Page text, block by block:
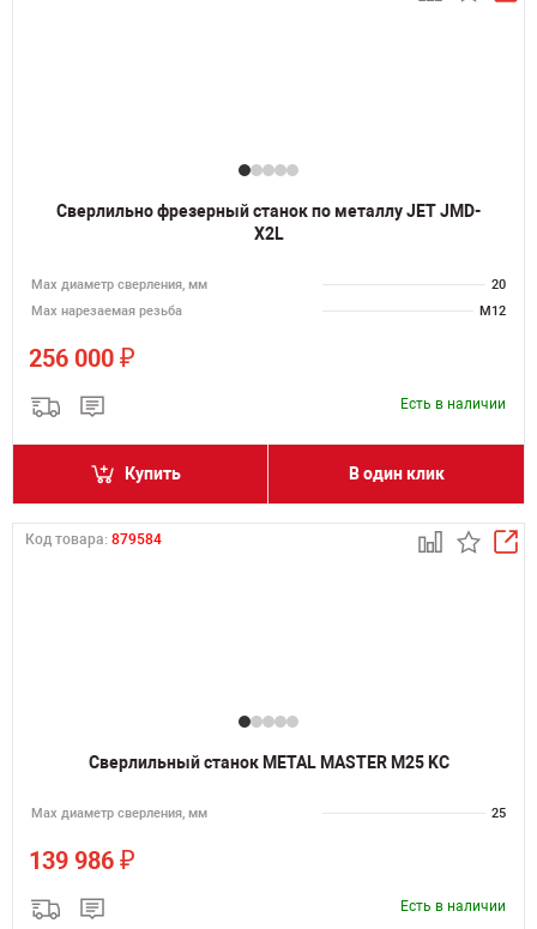
Сверлильно фрезерный станок по металлу JET JMD-
X2L
Мах диаметр сверления, мм
20
Мах нарезаемая резьба
M12
256 000 ₽
Есть в наличии
Купить В один клик
Код товара: 879584
Сверлильный станок METAL MASTER M25 KC
Мах диаметр сверления, мм 25
139 986 ₽
Есть в наличии